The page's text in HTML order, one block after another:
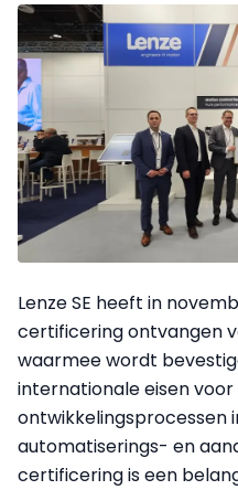
Lenze SE heeft in
certificering ontvangen
waarmee wordt
internationale eisen
ontwikkelingsprocessen
automatiserings- en
certificering is een